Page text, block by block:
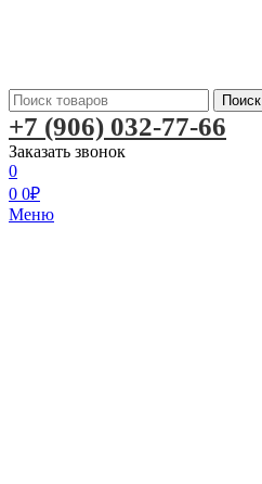
Поиск
+7 (906) 032-77-66
Заказать звонок
0
0 0₽
Меню